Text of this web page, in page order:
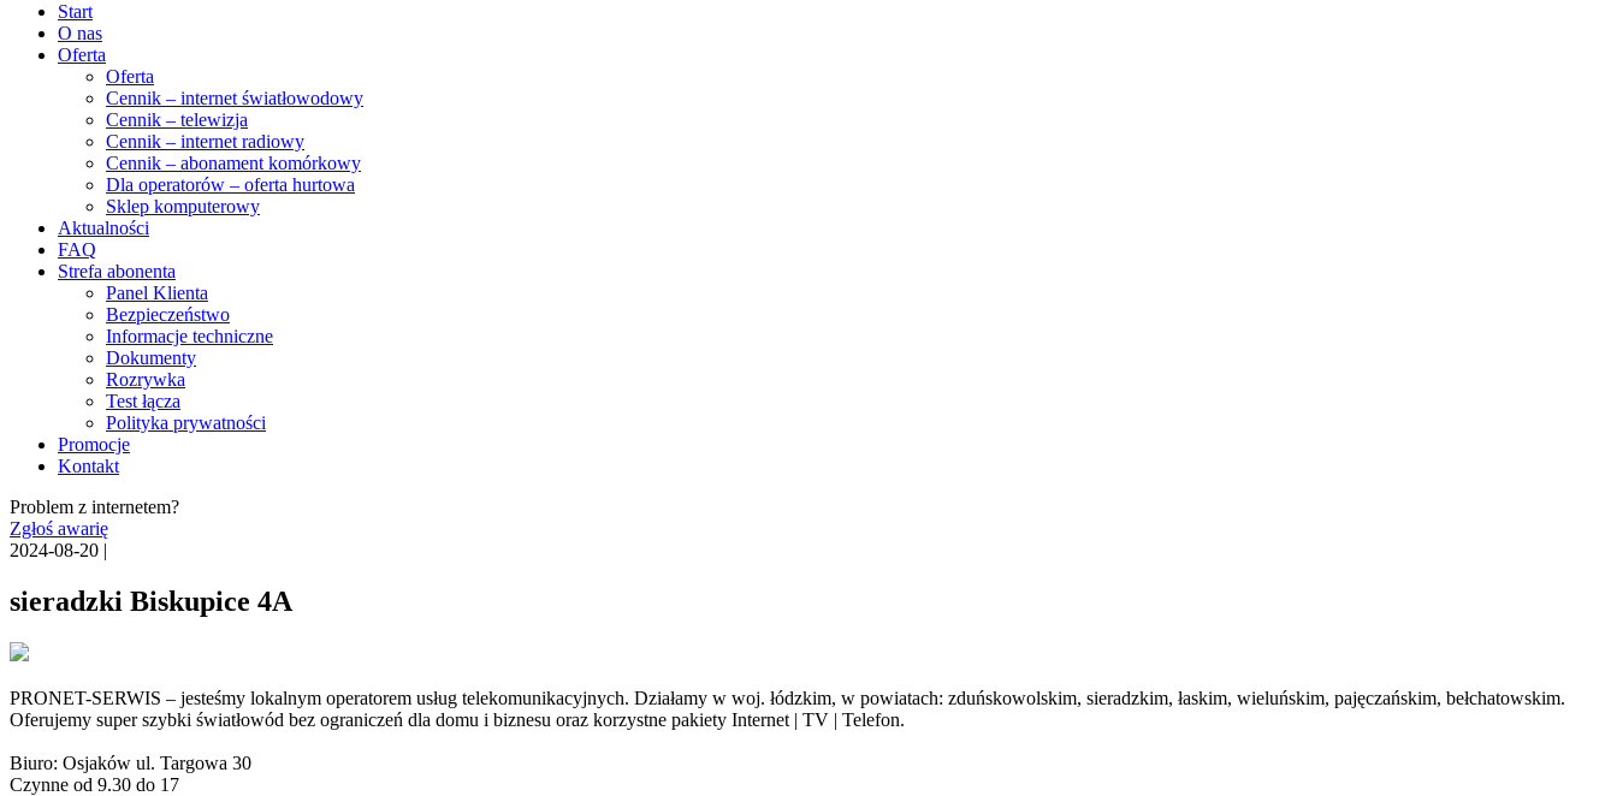
Start
O nas
Oferta
Oferta
Cennik – internet światłowodowy
Cennik – telewizja
Cennik – internet radiowy
Cennik – abonament komórkowy
Dla operatorów – oferta hurtowa
Sklep komputerowy
Aktualności
FAQ
Strefa abonenta
Panel Klienta
Bezpieczeństwo
Informacje techniczne
Dokumenty
Rozrywka
Test łącza
Polityka prywatności
Promocje
Kontakt
Problem z internetem?
Zgłoś awarię
2024-08-20 |
sieradzki Biskupice 4A
PRONET-SERWIS – jesteśmy lokalnym operatorem usług telekomunikacyjnych. Działamy w woj. łódzkim, w powiatach: zduńskowolskim, sieradzkim, łaskim, wieluńskim, pajęczańskim, bełchatowskim.
Oferujemy super szybki światłowód bez ograniczeń dla domu i biznesu oraz korzystne pakiety Internet | TV | Telefon.
Biuro: Osjaków ul. Targowa 30
Czynne od 9.30 do 17